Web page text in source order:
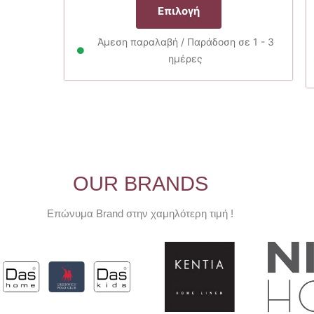
was:
46.00€.
41.40€.
Επιλογή
προϊόν
έχει
παραλλαγές.
του
Άμεση παραλαβή / Παράδοση σε 1 - 3
ημέρες
OUR BRANDS
Επώνυμα Brand στην χαμηλότερη τιμή !